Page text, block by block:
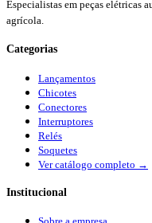
Especialistas em peças elétricas
agrícola.
Categorias
Lançamentos
Chicotes
Conectores
Interruptores
Relés
Soquetes
Ver catálogo completo →
Institucional